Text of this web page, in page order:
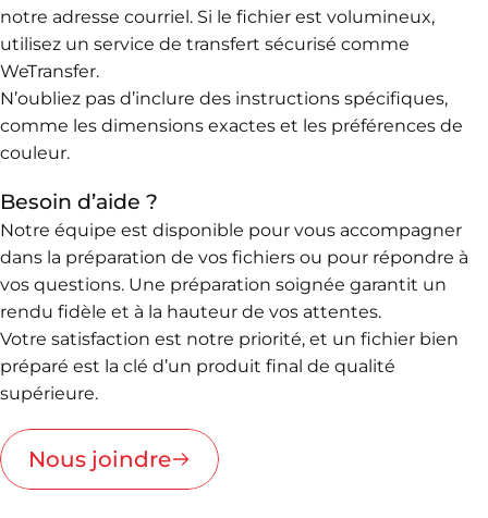
notre adresse courriel. Si le fichier est volumineux,
utilisez un service de transfert sécurisé comme
WeTransfer.
N’oubliez pas d’inclure des instructions spécifiques,
comme les dimensions exactes et les préférences de
couleur.
Besoin d’aide ?
Notre équipe est disponible pour vous accompagner
dans la préparation de vos fichiers ou pour répondre à
vos questions. Une préparation soignée garantit un
rendu fidèle et à la hauteur de vos attentes.
Votre satisfaction est notre priorité, et un fichier bien
préparé est la clé d’un produit final de qualité
supérieure.
Nous joindre